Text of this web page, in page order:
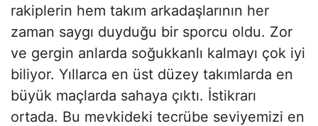
rakiplerin hem takım arkadaşlarının her
zaman saygı duyduğu bir sporcu oldu. Zor
ve gergin anlarda soğukkanlı kalmayı çok iyi
biliyor. Yıllarca en üst düzey takımlarda en
büyük maçlarda sahaya çıktı. İstikrarı
ortada. Bu mevkideki tecrübe seviyemizi en